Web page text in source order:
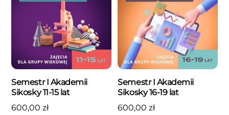
Semestr I Akademii
Sikosky 11-15 lat
600,00zł
Semestr I Akademii
Sikosky 16-19 lat
600,00zł